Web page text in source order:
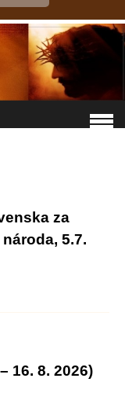
za
5.7.
16. 8. 2026)